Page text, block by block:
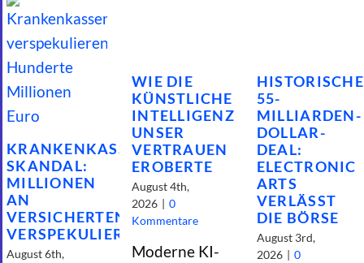
HILFE
KRANKENKASSEN-
SKANDAL:
MILLIONEN
AN
VERSICHERTENGELD
VERSPEKULIERT
August 6th,
WIE DIE
KÜNSTLICHE
INTELLIGENZ
UNSER
VERTRAUEN
EROBERTE
August 4th,
2026 | 0
Kommentare
Moderne KI-
55-
MILLIARDEN-
DOLLAR-
DEAL:
ELECTRONIC
ARTS
VERLÄSST
DIE BÖRSE
August 3rd,
2026 | 0